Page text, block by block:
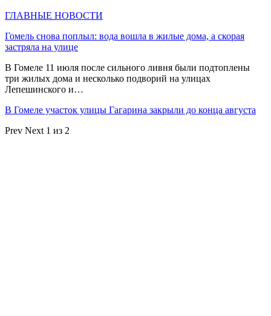
ГЛАВНЫЕ НОВОСТИ
Гомель снова поплыл: вода вошла в жилые дома, а скорая
застряла на улице
В Гомеле 11 июля после сильного ливня были подтоплены
три жилых дома и несколько подворий на улицах
Лепешинского и…
В Гомеле участок улицы Гагарина закрыли до конца августа
Prev Next 1 из 2